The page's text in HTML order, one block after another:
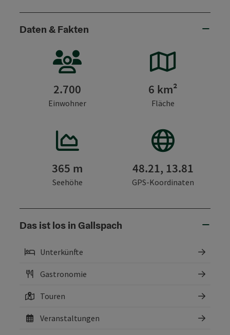
Daten & Fakten
2.700
Einwohner
6 km²
Fläche
365 m
Seehöhe
48.21, 13.81
GPS-Koordinaten
Das ist los in Gallspach
Unterkünfte
Gastronomie
Touren
Veranstaltungen